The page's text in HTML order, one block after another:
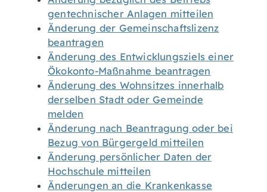
gentechnischer Anlagen mitteilen
Änderung der Gemeinschaftslizenz
beantragen
Änderung des Entwicklungsziels einer
Ökokonto-Maßnahme beantragen
Änderung des Wohnsitzes innerhalb
derselben Stadt oder Gemeinde
melden
Änderung nach Beantragung oder bei
Bezug von Bürgergeld mitteilen
Änderung persönlicher Daten der
Hochschule mitteilen
Änderungen an die Krankenkasse